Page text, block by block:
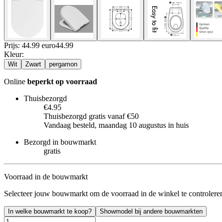
Prijs: 44.99 euro44.99
Kleur:
Wit Zwart pergamon
Online beperkt op voorraad
Thuisbezorgd
€4.95
Thuisbezorgd gratis vanaf €50
Vandaag besteld, maandag 10 augustus in huis
Bezorgd in bouwmarkt
gratis
Voorraad in de bouwmarkt
Selecteer jouw bouwmarkt om de voorraad in de winkel te
In welke bouwmarkt te koop? Showmodel bij andere bouwmarkten